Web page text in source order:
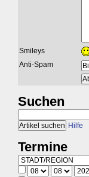
Smileys
Anti-Spam
Suchen
Hilfe
Termine